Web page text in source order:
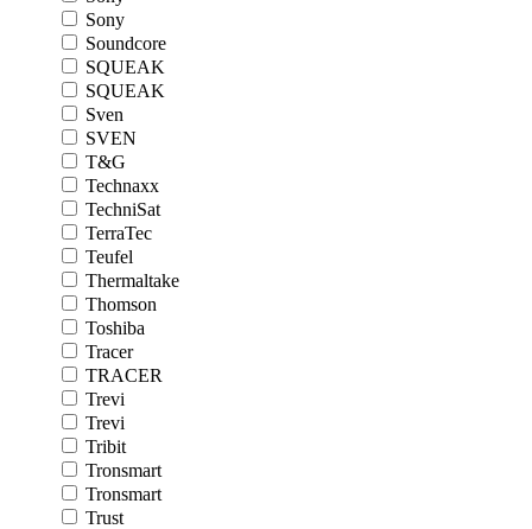
Sony
Soundcore
SQUEAK
SQUEAK
Sven
SVEN
T&G
Technaxx
TechniSat
TerraTec
Teufel
Thermaltake
Thomson
Toshiba
Tracer
TRACER
Trevi
Trevi
Tribit
Tronsmart
Tronsmart
Trust